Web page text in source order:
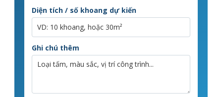
Diện tích / số khoang dự kiến
Ghi chú thêm